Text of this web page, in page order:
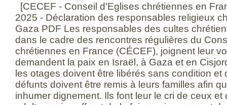
[CECEF - Conseil d'Eglises chrétiennes en
2025 - Déclaration des responsables religieux
Gaza PDF Les responsables des cultes
dans le cadre des rencontres régulières du
chrétiennes en France (CÉCEF), joignent leur
demandent la paix en Israël, à Gaza et en
les otages doivent être libérés sans condition et
défunts doivent être remis à leurs familles afin
inhumer dignement. Ils font leur le cri de ceux et